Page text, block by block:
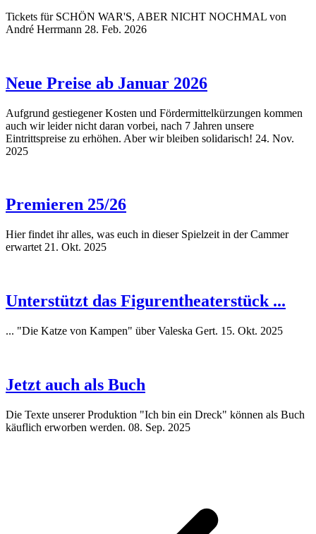
Tickets für SCHÖN WAR'S, ABER NICHT NOCHMAL von
André Herrmann 28. Feb. 2026
Neue Preise ab Januar 2026
Aufgrund gestiegener Kosten und Fördermittelkürzungen kommen
auch wir leider nicht daran vorbei, nach 7 Jahren unsere
Eintrittspreise zu erhöhen. Aber wir bleiben solidarisch! 24. Nov.
2025
Premieren 25/26
Hier findet ihr alles, was euch in dieser Spielzeit in der Cammer
erwartet 21. Okt. 2025
Unterstützt das Figurentheaterstück ...
... "Die Katze von Kampen" über Valeska Gert. 15. Okt. 2025
Jetzt auch als Buch
Die Texte unserer Produktion "Ich bin ein Dreck" können als Buch
käuflich erworben werden. 08. Sep. 2025